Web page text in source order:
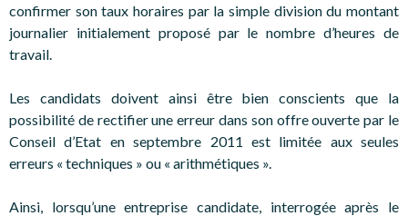
confirmer son taux horaires par la simple division du montant
journalier initialement proposé par le nombre d’heures de
travail.
Les candidats doivent ainsi être bien conscients que la
possibilité de rectifier une erreur dans son offre ouverte par le
Conseil d’Etat en septembre 2011 est limitée aux seules
erreurs « techniques » ou « arithmétiques ».
Ainsi, lorsqu’une entreprise candidate, interrogée après le